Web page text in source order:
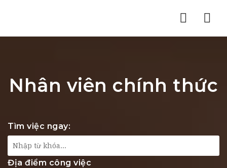
Nhân viên chính thức
Tìm việc ngay:
Địa điểm công việc